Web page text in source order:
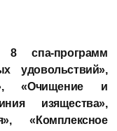
8 спа-программ
удовольствий»,
«Очищение и
изящества»,
«Комплексное